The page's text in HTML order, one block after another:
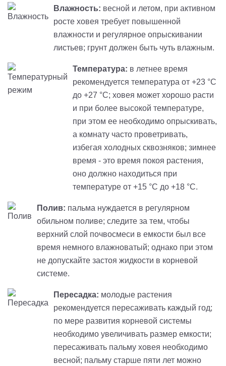
Влажность: весной и летом, при активном
росте ховея требует повышенной
влажности и регулярное опрыскивании
листьев; грунт должен быть чуть влажным.
Температура: в летнее время
рекомендуется температура от +23 °С
до +27 °С; ховея может хорошо расти
и при более высокой температуре,
при этом ее необходимо опрыскивать,
а комнату часто проветривать,
избегая холодных сквозняков; зимнее
время - это время покоя растения,
оно должно находиться при
температуре от +15 °С до +18 °С.
Полив: пальма нуждается в регулярном
обильном поливе; следите за тем, чтобы
верхний слой почвосмеси в емкости был все
время немного влажноватый; однако при этом
не допускайте застоя жидкости в корневой
системе.
Пересадка: молодые растения
рекомендуется пересаживать каждый год;
по мере развития корневой системы
необходимо увеличивать размер емкости;
пересаживать пальму ховея необходимо
весной; пальму старше пяти лет можно